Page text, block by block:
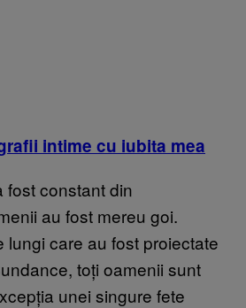
intime cu iubita mea
fost constant din
au fost mereu goi.
lungi care au fost proiectate
toți oamenii sunt
unei singure fete